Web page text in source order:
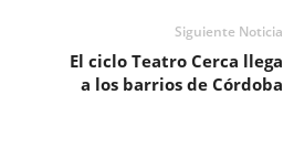
Siguiente Noticia
El ciclo Teatro Cerca llega
a los barrios de Córdoba